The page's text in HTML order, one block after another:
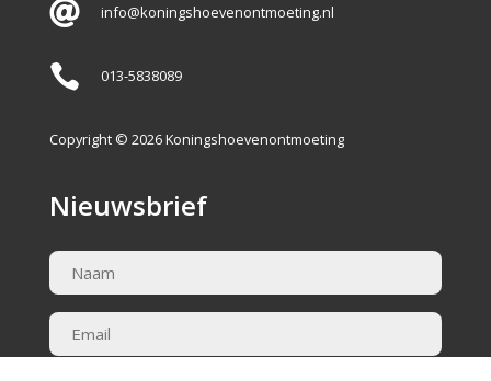
 info@koningshoevenontmoeting.nl
 013-5838089
Copyright © 2026 Koningshoevenontmoeting
Nieuwsbrief
Naam
Email (Vereist)